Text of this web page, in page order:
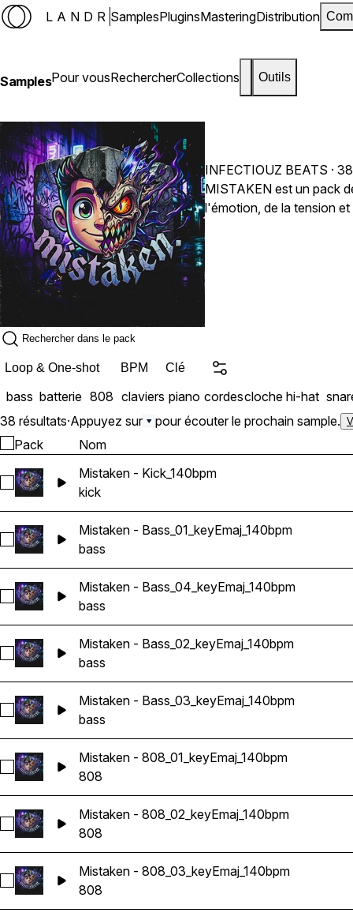
LANDR SamplesPluginsMasteringDistribution
SamplesPour vousRechercherCollections Outils
INFECTIOUZ BEATS ·
MISTAKEN est un pack
l'émotion, de la tension
Loop & One-shot BPM Clé
bass batterie 808 claviers piano cordescloche hi-hat
38 résultats·Appuyez sur pour écouter le prochain sample.
Pack Nom
Sélectionnez Mistaken - Kick_140bpm
Mistaken - Kick_140bpm
kick
Sélectionnez Mistaken - Bass_01_keyEmaj_140bpm
Mistaken - Bass_01_keyEmaj_140bpm
bass
Sélectionnez Mistaken - Bass_04_keyEmaj_140bpm
Mistaken - Bass_04_keyEmaj_140bpm
bass
Sélectionnez Mistaken - Bass_02_keyEmaj_140bpm
Mistaken - Bass_02_keyEmaj_140bpm
bass
Sélectionnez Mistaken - Bass_03_keyEmaj_140bpm
Mistaken - Bass_03_keyEmaj_140bpm
bass
Sélectionnez Mistaken - 808_01_keyEmaj_140bpm
Mistaken - 808_01_keyEmaj_140bpm
808
Sélectionnez Mistaken - 808_02_keyEmaj_140bpm
Mistaken - 808_02_keyEmaj_140bpm
808
Sélectionnez Mistaken - 808_03_keyEmaj_140bpm
Mistaken - 808_03_keyEmaj_140bpm
808